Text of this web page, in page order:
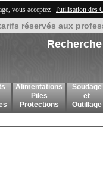
vous acceptez l'utilisation des
réservés aux
Alimentations
Piles
Protections
Soudage
et
Outillage